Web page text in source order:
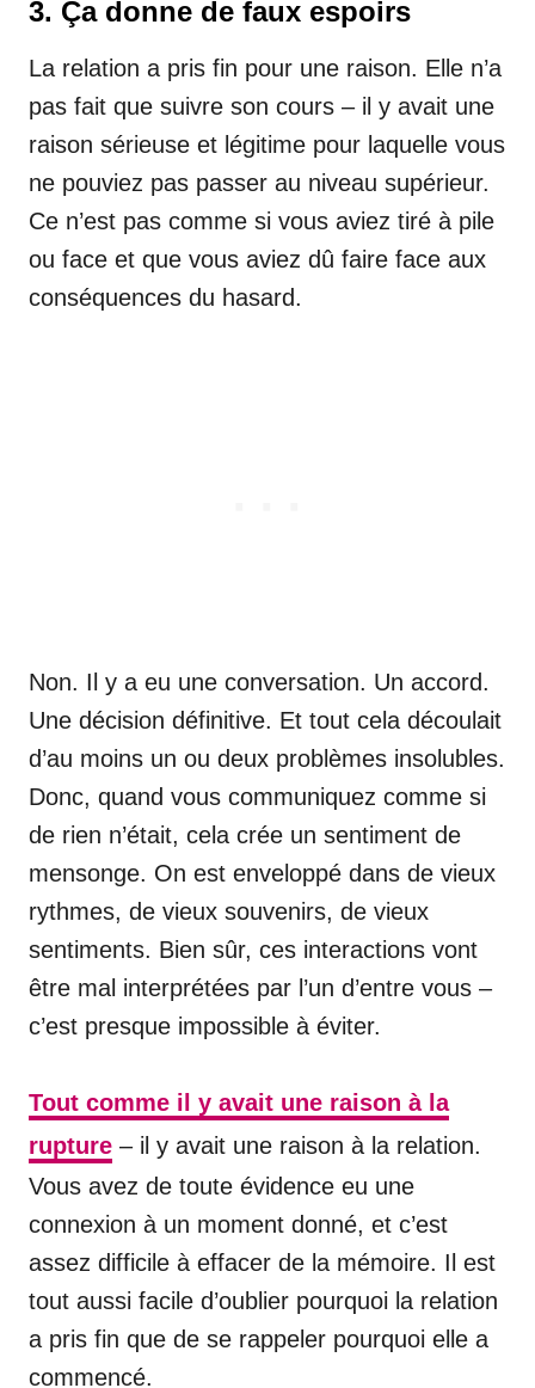
3. Ça donne de faux espoirs
La relation a pris fin pour une raison. Elle n’a
pas fait que suivre son cours – il y avait une
raison sérieuse et légitime pour laquelle vous
ne pouviez pas passer au niveau supérieur.
Ce n’est pas comme si vous aviez tiré à pile
ou face et que vous aviez dû faire face aux
conséquences du hasard.
Non. Il y a eu une conversation. Un accord.
Une décision définitive. Et tout cela découlait
d’au moins un ou deux problèmes insolubles.
Donc, quand vous communiquez comme si
de rien n’était, cela crée un sentiment de
mensonge. On est enveloppé dans de vieux
rythmes, de vieux souvenirs, de vieux
sentiments. Bien sûr, ces interactions vont
être mal interprétées par l’un d’entre vous –
c’est presque impossible à éviter.
Tout comme il y avait une raison à la
rupture – il y avait une raison à la relation.
Vous avez de toute évidence eu une
connexion à un moment donné, et c’est
assez difficile à effacer de la mémoire. Il est
tout aussi facile d’oublier pourquoi la relation
a pris fin que de se rappeler pourquoi elle a
commencé.